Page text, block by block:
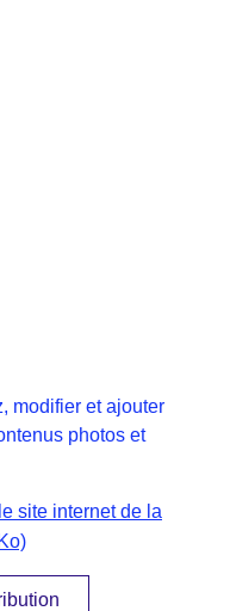
modifier et ajouter
photos et
site internet de la